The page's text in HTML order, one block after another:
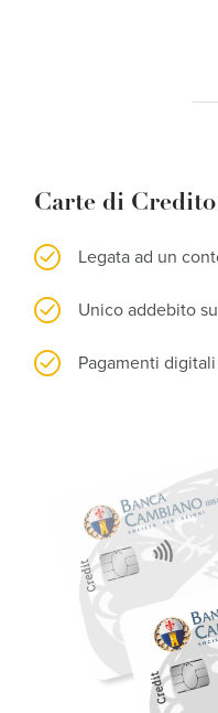
Carte di Credito
Legata ad un
Unico addebito
Pagamenti